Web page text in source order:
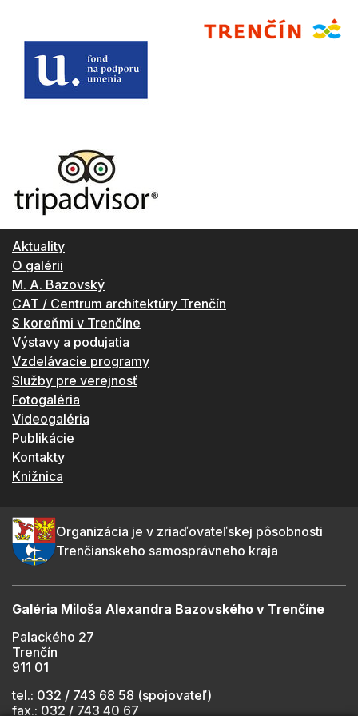
Aktuality
O galérii
M. A. Bazovský
CAT / Centrum architektúry Trenčín
S koreňmi v Trenčíne
Výstavy a podujatia
Vzdelávacie programy
Služby pre verejnosť
Fotogaléria
Videogaléria
Publikácie
Kontakty
Knižnica
Organizácia je v zriaďovateľskej pôsobnosti
Trenčianskeho samosprávneho kraja
Galéria Miloša Alexandra Bazovského v Trenčíne
Palackého 27
Trenčín
911 01
tel.: 032 / 743 68 58 (spojovateľ)
fax.: 032 / 743 40 67